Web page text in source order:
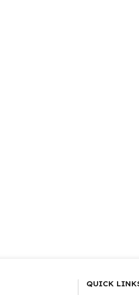
QUICK